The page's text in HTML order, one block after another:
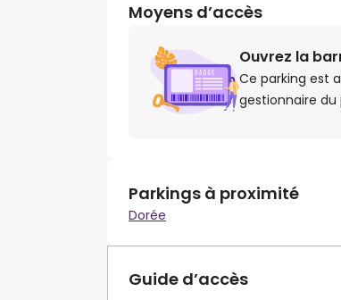
Moyens d’accès
Ouvrez la
Ce parking est
gestionnaire du
Parkings à proximité
Dorée
Guide d’accès